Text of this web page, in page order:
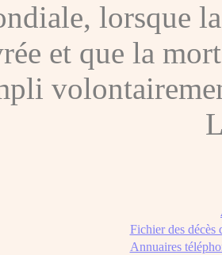
lorsque
et que la
Fichier des décès
Annuaires